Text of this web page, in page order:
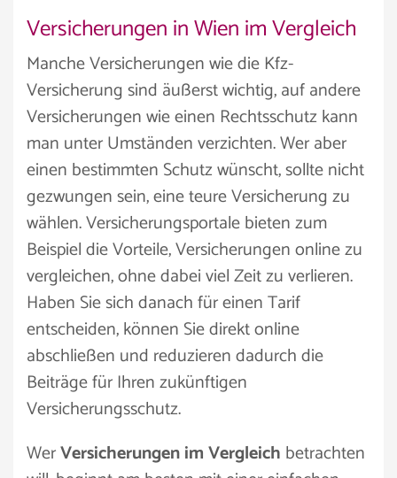
Versicherungen in Wien im Vergleich
Manche Versicherungen wie die Kfz-
Versicherung sind äußerst wichtig, auf andere
Versicherungen wie einen Rechtsschutz kann
man unter Umständen verzichten. Wer aber
einen bestimmten Schutz wünscht, sollte nicht
gezwungen sein, eine teure Versicherung zu
wählen. Versicherungsportale bieten zum
Beispiel die Vorteile, Versicherungen online zu
vergleichen, ohne dabei viel Zeit zu verlieren.
Haben Sie sich danach für einen Tarif
entscheiden, können Sie direkt online
abschließen und reduzieren dadurch die
Beiträge für Ihren zukünftigen
Versicherungsschutz.
WerVersicherungen im Vergleich betrachten